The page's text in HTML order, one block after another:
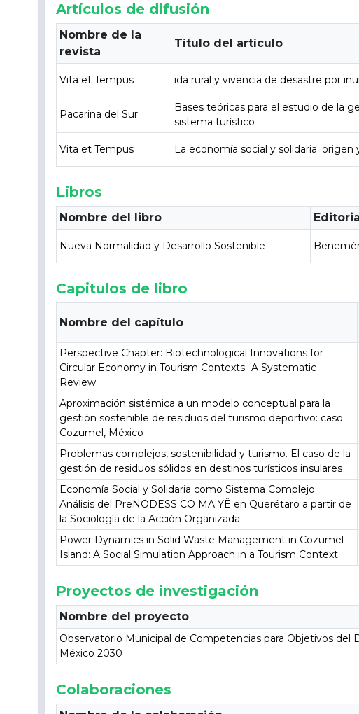
Artículos de difusión
Nombre de la
revista
Título del artículo
Vita et Tempus ida rural y vivencia de desastre por
Pacarina del Sur
Bases teóricas para el estudio de la
sistema turístico
Vita et Tempus La economía social y solidaria:
Libros
Nombre del libro
Nueva Normalidad y Desarrollo Sostenible
Capitulos de libro
Nombre del capítulo
Perspective Chapter: Biotechnological Innovations for
Circular Economy in Tourism Contexts -A Systematic
Review
Aproximación sistémica a un modelo conceptual para la
gestión sostenible de residuos del turismo deportivo: caso
Cozumel, México
Problemas complejos, sostenibilidad y turismo. El caso de la
gestión de residuos sólidos en destinos turísticos insulares
Economía Social y Solidaria como Sistema Complejo:
Análisis del PreNODESS CO MA YË en Querétaro a partir de
la Sociología de la Acción Organizada
Power Dynamics in Solid Waste Management in Cozumel
Island: A Social Simulation Approach in a Tourism Context
Proyectos de investigación
Nombre del proyecto
Observatorio Municipal de Competencias para Objetivos del
México 2030
Colaboraciones